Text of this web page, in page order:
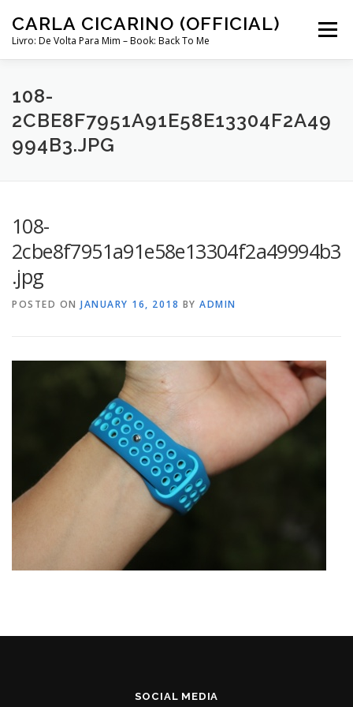
content
CARLA CICARINO (OFFICIAL)
Livro: De Volta Para Mim – Book: Back To Me
Menu
COMPRAR LIVRO “DE VOLTA PARA MIM”
MINHA CONTA
108-
2CBE8F7951A91E58E13304F2A49
994B3.JPG
108-
2cbe8f7951a91e58e13304f2a49994b3
.jpg
POSTED ON JANUARY 16, 2018 BY ADMIN
SOCIAL MEDIA